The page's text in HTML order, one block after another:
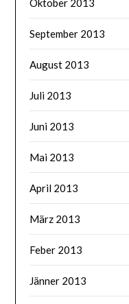
September 2013
August 2013
Juli 2013
Juni 2013
Mai 2013
April 2013
März 2013
Feber 2013
Jänner 2013